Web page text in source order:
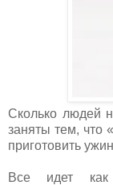
Сколько людей
заняты тем, что
приготовить
Все идет